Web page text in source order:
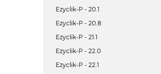
Ezyclik-P - 20.1
Ezyclik-P - 20.8
Ezyclik-P - 21.1
Ezyclik-P - 22.0
Ezyclik-P - 22.1